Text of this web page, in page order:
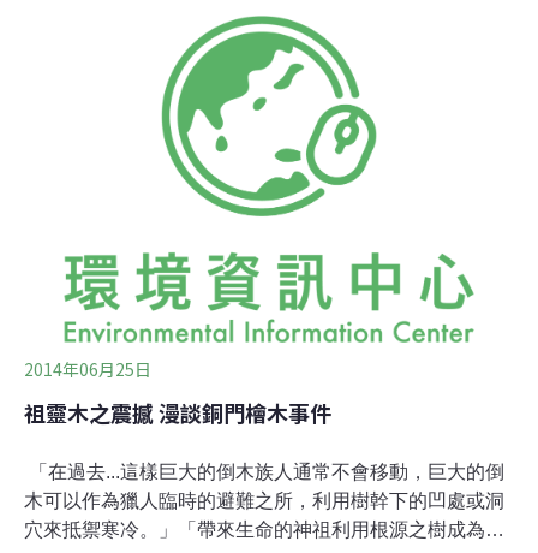
成生物炭，農委會已經提出1千公噸的需求。在全台推行
生物炭應用的「草根意識工作室」劉晉宏應台東環盟之
邀，介紹生物炭，建議台東可利用尼伯特風倒木大量製作
生物炭，除了官方的大量集中處理，農民也可自行對果園
的倒木斷枝，自製生物炭。劉晉宏說，生物炭類似木炭，
是一種作為土壤改良劑的木炭，能幫助植物生長，可應用
於農業，燒製方法很多種，除了挖地坑燒，也可爐燒，不
透氣保水，且具鹼性，混入酸化土壤，可改善土質，並有
2014年06月25日
祖靈木之震撼 漫談銅門檜木事件
「在過去...這樣巨大的倒木族人通常不會移動，巨大的倒
木可以作為獵人臨時的避難之所，利用樹幹下的凹處或洞
穴來抵禦寒冷。」「帶來生命的神祖利用根源之樹成為來